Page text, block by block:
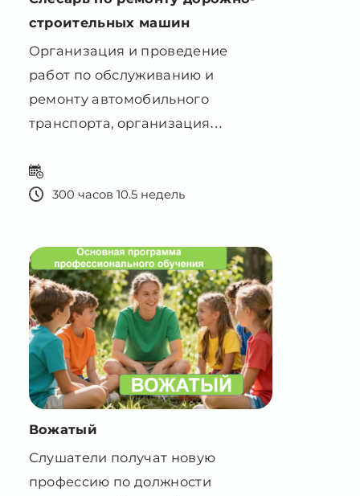
работ по обслуживанию и
ремонту автомобильного
транспорта, организация
деятельности первичных
трудовых коллективов
300 часов 10.5 недель
Вожатый
Слушатели получат новую
профессию по должности
служащего «Вожатый» и смогут
работать в детских
оздоровительных лагерях.